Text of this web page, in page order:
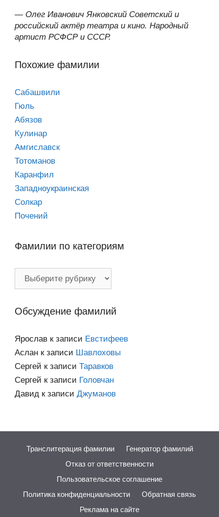
— Олег Иванович Янковский Советский и
российский актёр театра и кино. Народный
артист РСФСР и СССР.
Похожие фамилии
Сабашвили
Гюль
Абязов
Кулинар
Амгиславск
Тотоманов
Каранфил
Западноукраинская
Солкар
Почений
Фамилии по категориям
Обсуждение фамилий
Ярослав к записи Евстифеев
Аслан к записи Шавлоховы
Сергей к записи Таравков
Сергей к записи Головчан
Давид к записи Джуманов
Транслитерация фамилии
Генератор фамилий
Отказ от ответственности
Пользовательское соглашение
Политика конфиденциальности
Обратная связь
Реклама на сайте